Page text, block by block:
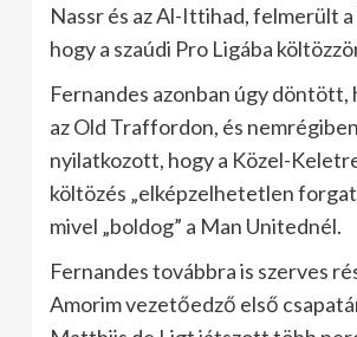
Nassr és az Al-Ittihad, felmerült
hogy a szaúdi Pro Ligába
Fernandes azonban úgy döntött,
az Old Traffordon, és
nyilatkozott, hogy a Közel-
költözés „elképzelhetetlen
mivel „boldog” a Man Unitednél.
Fernandes továbbra is szerves
Amorim vezetőedző első